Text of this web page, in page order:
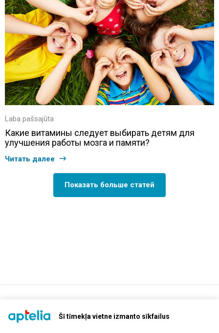
Šī tīmekļa vietne izmanto sīkfailus
Laba pašsajūta
Какие витамины следует выбирать детям для
улучшения работы мозга и памяти?
Читать далее
Показать больше статей